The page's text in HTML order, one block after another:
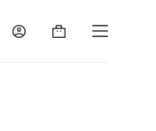
購